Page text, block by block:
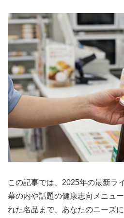
この記事では、2025年の最新ラ
幕の内や話題の健康志向メニュ
れた名品まで、あなたのニーズ